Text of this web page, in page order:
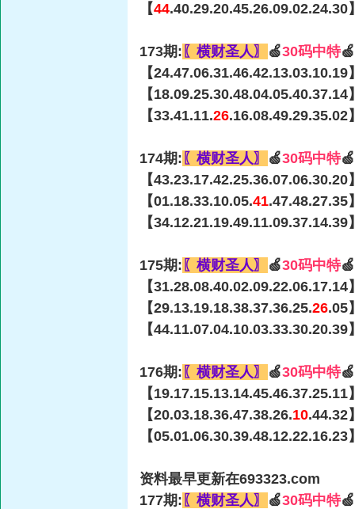
【44.40.29.20.45.26.09.02.24.30
173期: 〖横财圣人〗 🍏30码中特
【24.47.06.31.46.42.13.03.10.19
【18.09.25.30.48.04.05.40.37.14
【33.41.11.26.16.08.49.29.35.02
174期: 〖横财圣人〗 🍏30码中特
【43.23.17.42.25.36.07.06.30.20
【01.18.33.10.05.41.47.48.27.35
【34.12.21.19.49.11.09.37.14.39
175期: 〖横财圣人〗 🍏30码中特
【31.28.08.40.02.09.22.06.17.14
【29.13.19.18.38.37.36.25.26.05
【44.11.07.04.10.03.33.30.20.39
176期: 〖横财圣人〗 🍏30码中特
【19.17.15.13.14.45.46.37.25.11
【20.03.18.36.47.38.26.10.44.32
【05.01.06.30.39.48.12.22.16.23
资料最早更新在693323.com
177期: 〖横财圣人〗 🍏30码中特